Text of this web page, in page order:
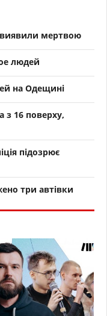
виявили мертвою
людей
на Одещині
з 16 поверху,
підозрює
три автівки